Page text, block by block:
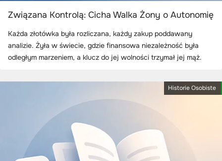
Związana Kontrolą: Cicha Walka Żony o Autonomię
Każda złotówka była rozliczana, każdy zakup poddawany
analizie. Żyła w świecie, gdzie finansowa niezależność była
odległym marzeniem, a klucz do jej wolności trzymał jej mąż.
Historie Osobiste